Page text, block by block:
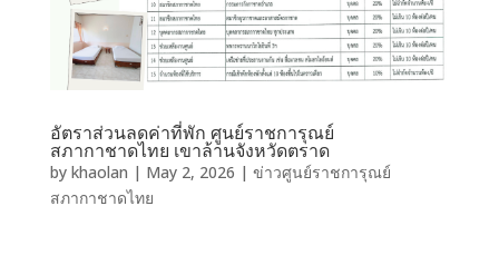
อัตราส่วนลดค่าที่พัก ศูนย์ราชการุณย์
สภากาชาดไทย เขาล้านจังหวัดตราด
by khaolan | May 2, 2026 | ข่าวศูนย์ราชการุณย์
สภากาชาดไทย